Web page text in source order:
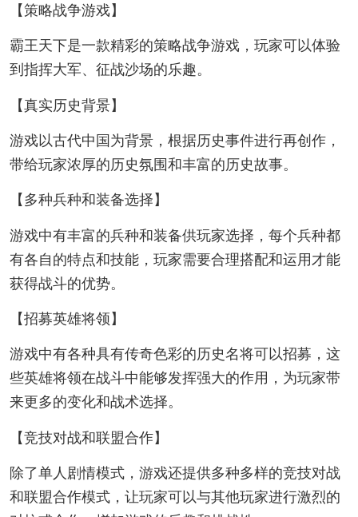
【策略战争游戏】
霸王天下是一款精彩的策略战争游戏，玩家可以体验
到指挥大军、征战沙场的乐趣。
【真实历史背景】
游戏以古代中国为背景，根据历史事件进行再创作，
带给玩家浓厚的历史氛围和丰富的历史故事。
【多种兵种和装备选择】
游戏中有丰富的兵种和装备供玩家选择，每个兵种都
有各自的特点和技能，玩家需要合理搭配和运用才能
获得战斗的优势。
【招募英雄将领】
游戏中有各种具有传奇色彩的历史名将可以招募，这
些英雄将领在战斗中能够发挥强大的作用，为玩家带
来更多的变化和战术选择。
【竞技对战和联盟合作】
除了单人剧情模式，游戏还提供多种多样的竞技对战
和联盟合作模式，让玩家可以与其他玩家进行激烈的